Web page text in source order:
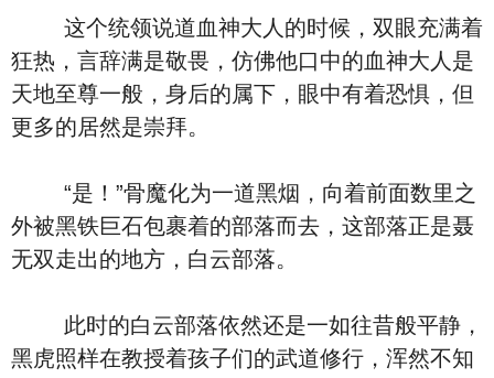
这个统领说道血神大人的时候，双眼充满着
狂热，言辞满是敬畏，仿佛他口中的血神大人是
天地至尊一般，身后的属下，眼中有着恐惧，但
更多的居然是崇拜。
“是！”骨魔化为一道黑烟，向着前面数里之
外被黑铁巨石包裹着的部落而去，这部落正是聂
无双走出的地方，白云部落。
此时的白云部落依然还是一如往昔般平静，
黑虎照样在教授着孩子们的武道修行，浑然不知